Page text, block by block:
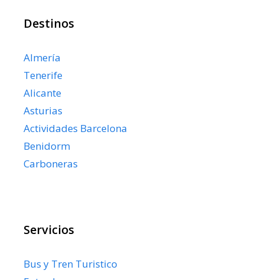
Destinos
Almería
Tenerife
Alicante
Asturias
Actividades Barcelona
Benidorm
Carboneras
Servicios
Bus y Tren Turistico